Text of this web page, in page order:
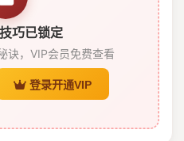
巧已锁定
诀，VIP会员免费查看
登录开通VIP